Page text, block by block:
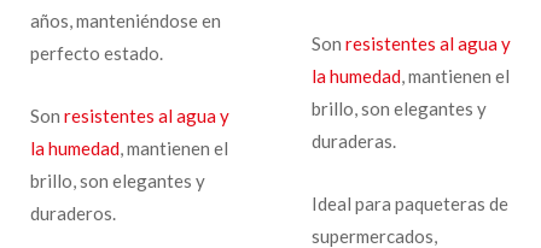
años, manteniéndose en
perfecto estado.
Son resistentes al agua y
la humedad, mantienen el
brillo, son elegantes y
duraderos.
Son resistentes al agua y
la humedad, mantienen el
brillo, son elegantes y
duraderas.
Ideal para paqueteras de
supermercados,